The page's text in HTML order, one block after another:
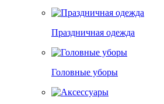
Праздничная одежда
Головные уборы